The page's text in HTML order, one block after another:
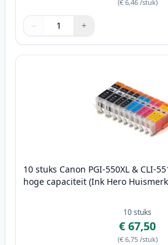
(€ 6,46 /stuk)
Aantal
Gebruik de knoppen om aan te
− +
Aantal 1
10 stuks Canon PGI-550XL & CLI-
hoge capaciteit (Ink Hero
10stuks
€ 67,50
(€ 6,75 /stuk)